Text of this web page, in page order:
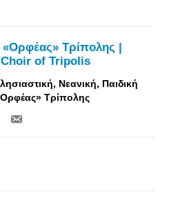
Τρίπολης |
of Tripolis
Νεανική, Παιδική
Τρίπολης